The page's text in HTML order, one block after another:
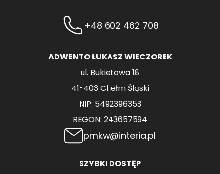
+48 602 462 708
ADWENTO ŁUKASZ WIECZOREK
ul. Bukietowa 18
41-403 Chełm Śląski
NIP: 5492396353
REGON: 243657594
pmkw@interia.pl
SZYBKI DOSTĘP